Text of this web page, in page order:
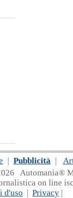
| Pubblicità |
26 Automania®
on line
d'uso | Privacy |